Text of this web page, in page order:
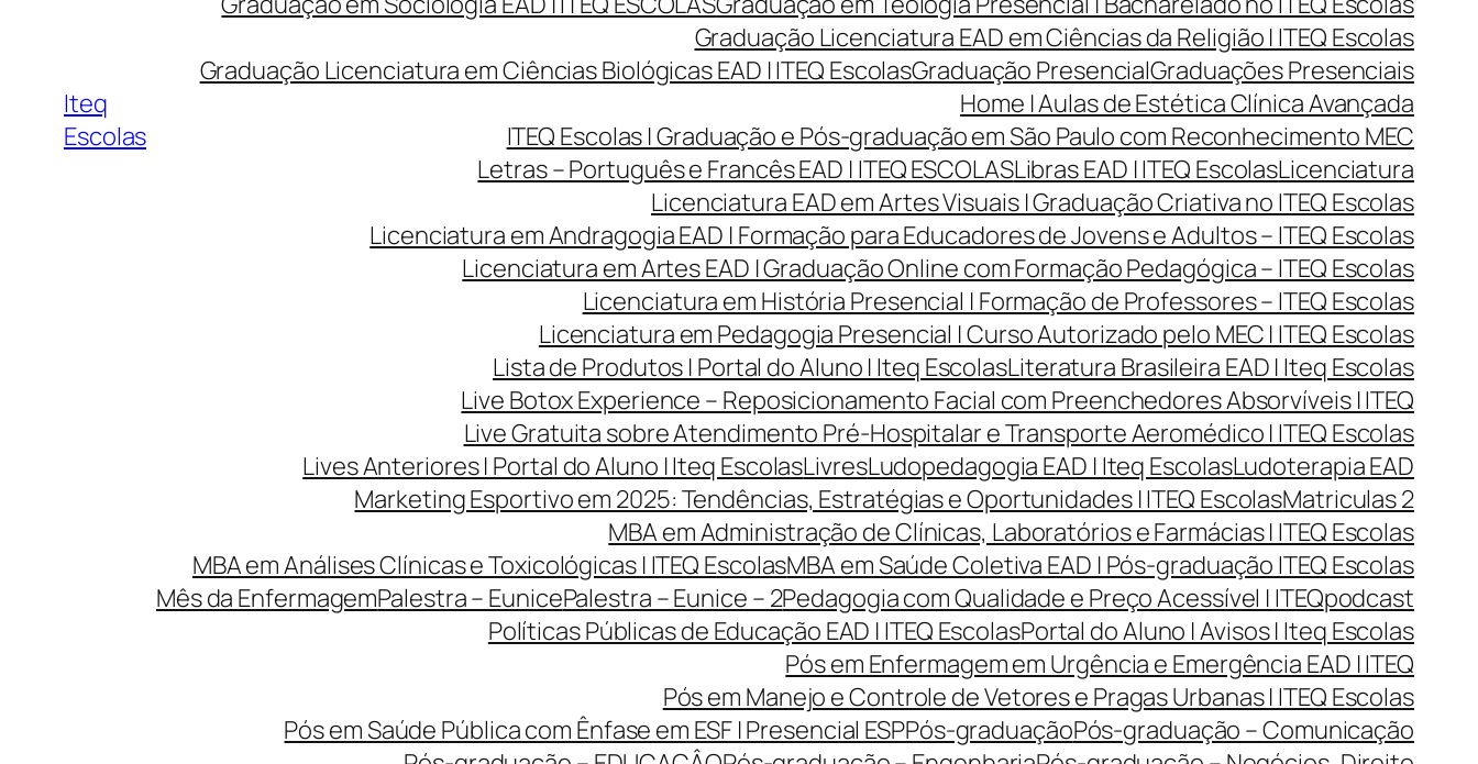
Iteq
Escolas
Graduação Licenciatura EAD em Ciências da Religião | ITEQ Escolas
Graduação Licenciatura em Ciências Biológicas EAD | ITEQ EscolasGraduação PresencialGraduações Presenciais
Home | Aulas de Estética Clínica Avançada
ITEQ Escolas | Graduação e Pós-graduação em São Paulo com Reconhecimento MEC
Letras – Português e Francês EAD | ITEQ ESCOLASLibras EAD | ITEQ EscolasLicenciatura
Licenciatura EAD em Artes Visuais | Graduação Criativa no ITEQ Escolas
Licenciatura em Andragogia EAD | Formação para Educadores de Jovens e Adultos – ITEQ Escolas
Licenciatura em Artes EAD | Graduação Online com Formação Pedagógica – ITEQ Escolas
Licenciatura em História Presencial | Formação de Professores – ITEQ Escolas
Licenciatura em Pedagogia Presencial | Curso Autorizado pelo MEC | ITEQ Escolas
Lista de Produtos | Portal do Aluno | Iteq EscolasLiteratura Brasileira EAD | Iteq Escolas
Live Botox Experience – Reposicionamento Facial com Preenchedores Absorvíveis | ITEQ
Live Gratuita sobre Atendimento Pré-Hospitalar e Transporte Aeromédico | ITEQ Escolas
Lives Anteriores | Portal do Aluno | Iteq EscolasLivresLudopedagogia EAD | Iteq EscolasLudoterapia EAD
Marketing Esportivo em 2025: Tendências, Estratégias e Oportunidades | ITEQ EscolasMatriculas 2
MBA em Administração de Clínicas, Laboratórios e Farmácias | ITEQ Escolas
MBA em Análises Clínicas e Toxicológicas | ITEQ EscolasMBA em Saúde Coletiva EAD | Pós-graduação ITEQ Escolas
Mês da EnfermagemPalestra – EunicePalestra – Eunice – 2Pedagogia com Qualidade e Preço Acessível | ITEQpodcast
Políticas Públicas de Educação EAD | ITEQ EscolasPortal do Aluno | Avisos | Iteq Escolas
Pós em Enfermagem em Urgência e Emergência EAD | ITEQ
Pós em Manejo e Controle de Vetores e Pragas Urbanas | ITEQ Escolas
Pós em Saúde Pública com Ênfase em ESF | Presencial ESPPós-graduaçãoPós-graduação – Comunicação